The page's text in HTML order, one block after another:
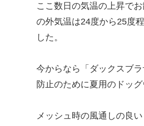
ここ数日の気温の上昇で
の外気温は24度から25度
した。
今からなら「ダックスブ
防止のために夏用のドッ
メッシュ時の風通しの良